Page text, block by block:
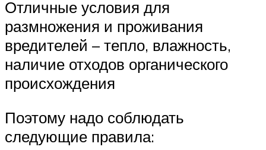
Отличные условия для
размножения и проживания
вредителей – тепло, влажность,
наличие отходов органического
происхождения
Поэтому надо соблюдать
следующие правила: